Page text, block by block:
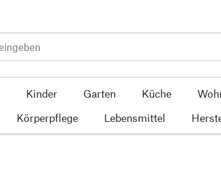
Kinder Garten Küche
Körperpflege Lebensmittel